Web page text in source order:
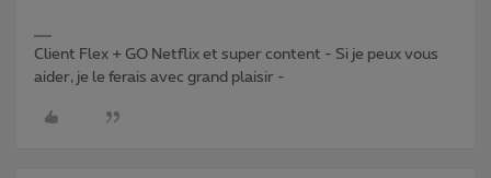
Client Flex + GO Netflix et super content - Si je peux vous
aider, je le ferais avec grand plaisir -